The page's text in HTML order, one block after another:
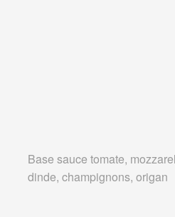
Base sauce tomate,
dinde, champignons, origan